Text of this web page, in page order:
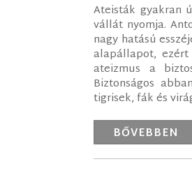
Ateisták gyakran
vállát nyomja.
nagy hatású
alapállapot,
ateizmus a
Biztonságos
tigrisek, fák és
BŐVEBBEN